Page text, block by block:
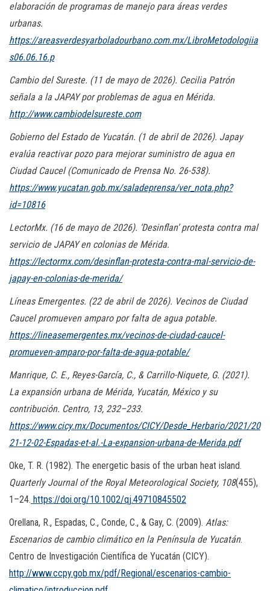
elaboración de programas de manejo para áreas verdes
urbanas.
https://areasverdesyarboladourbano.com.mx/LibroMetodologiia
s06.06.16.p
Cambio del Sureste. (11 de mayo de 2026). Cecilia Patrón
señala a la JAPAY por problemas de agua en Mérida.
http://www.cambiodelsureste.com
Gobierno del Estado de Yucatán. (1 de abril de 2026). Japay
evalúa reactivar pozo para mejorar suministro de agua en
Ciudad Caucel (Comunicado de Prensa No. 26-538).
https://www.yucatan.gob.mx/saladeprensa/ver_nota.php?
id=10816
LectorMx. (16 de mayo de 2026). ‘Desinflan’ protesta contra mal
servicio de JAPAY en colonias de Mérida.
https://lectormx.com/desinflan-protesta-contra-mal-servicio-de-
japay-en-colonias-de-merida/
Líneas Emergentes. (22 de abril de 2026). Vecinos de Ciudad
Caucel promueven amparo por falta de agua potable.
https://lineasemergentes.mx/vecinos-de-ciudad-caucel-
promueven-amparo-por-falta-de-agua-potable/
Manrique, C. E., Reyes-García, C., & Carrillo-Niquete, G. (2021).
La expansión urbana de Mérida, Yucatán, México y su
contribución. Centro, 13, 232–233.
https://www.cicy.mx/Documentos/CICY/Desde_Herbario/2021/20
21-12-02-Espadas-et-al.-La-expansion-urbana-de-Merida.pdf
Oke, T. R. (1982). The energetic basis of the urban heat island.
Quarterly Journal of the Royal Meteorological Society, 108(455),
1–24. https://doi.org/10.1002/qj.49710845502
Orellana, R., Espadas, C., Conde, C., & Gay, C. (2009). Atlas:
Escenarios de cambio climático en la Península de Yucatán.
Centro de Investigación Científica de Yucatán (CICY).
http://www.ccpy.gob.mx/pdf/Regional/escenarios-cambio-